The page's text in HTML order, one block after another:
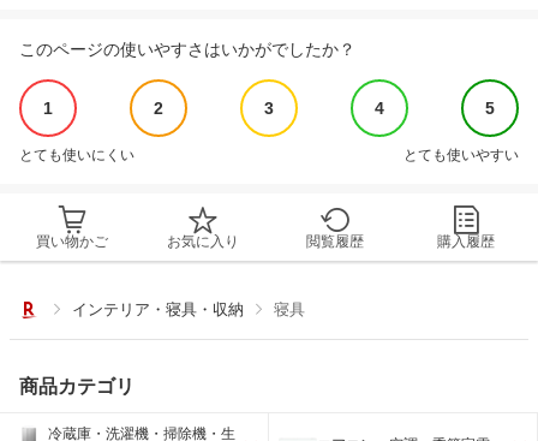
このページの使いやすさはいかがでしたか？
1 2 3 4 5
とても使いにくい とても使いやすい
買い物かご お気に入り 閲覧履歴 購入履歴
インテリア・寝具・収納 寝具
商品カテゴリ
冷蔵庫・洗濯機・掃除機・生